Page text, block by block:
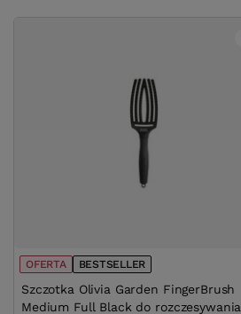
OFERTA BESTSELLER
Szczotka Olivia Garden FingerBrush
Medium Full Black do rozczesywania